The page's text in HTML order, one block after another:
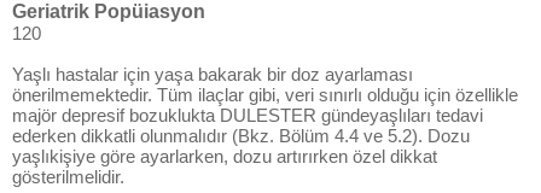
Geriatrik Popüiasyon
120
Yaşlı hastalar için yaşa bakarak bir doz ayarlaması
önerilmemektedir. Tüm ilaçlar gibi, veri sınırlı olduğu için özellikle
majör depresif bozuklukta DULESTER gündeyaşlıları tedavi
ederken dikkatli olunmalıdır (Bkz. Bölüm 4.4 ve 5.2). Dozu
yaşlıkişiye göre ayarlarken, dozu artırırken özel dikkat
gösterilmelidir.